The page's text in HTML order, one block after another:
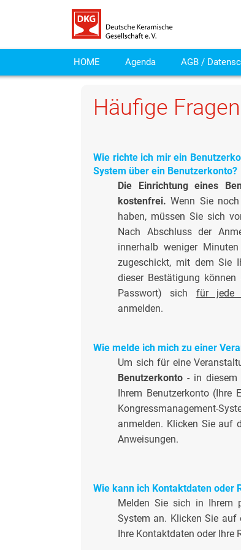
HOME Agenda AGB /
Häufige
Wie richte ich mir ein
System über ein Benutzerkonto?
Die Einrichtung eines
kostenfrei.Wenn Sie
haben, müssen Sie sich
Nach Abschluss der
innerhalb weniger
zugeschickt, mit dem Sie
dieser Bestätigung
Passwort) sich für jede
anmelden.
Wie melde ich mich zu einer
Um sich für eine
Benutzerkonto - in diesem
Ihrem Benutzerkonto (Ihre
Kongressmanagement-
anmelden. Klicken Sie auf
Anweisungen.
Wie kann ich Kontaktdaten oder
Melden Sie sich in Ihrem
System an. Klicken Sie auf
Ihre Kontaktdaten oder Ihre